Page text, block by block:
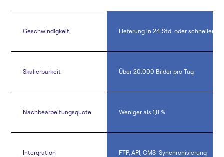
Geschwindigkeit Lieferung in 24 Std. oder schneller
Skalierbarkeit Über 20.000 Bilder pro Tag
Nachbearbeitungsquote Weniger als 1,8 %
Intergration FTP, API, CMS-Synchronisierung